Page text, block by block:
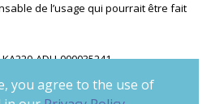
de l’usage qui pourrait être fait
ADU-000035241
you agree to the use of